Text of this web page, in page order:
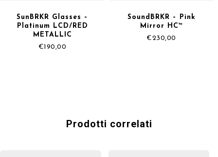
SunBRKR Glasses –
Platinum LCD/RED
METALLIC
€190,00
SoundBRKR – Pink
Mirror HC™
€230,00
Prodotti correlati